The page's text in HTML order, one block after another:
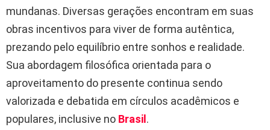
mundanas. Diversas gerações encontram em suas
obras incentivos para viver de forma autêntica,
prezando pelo equilíbrio entre sonhos e realidade.
Sua abordagem filosófica orientada para o
aproveitamento do presente continua sendo
valorizada e debatida em círculos acadêmicos e
populares, inclusive no Brasil .